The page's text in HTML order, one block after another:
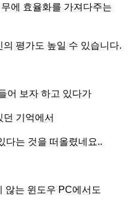
에 효율화를 가져다주는
평가도 높일 수 있습니다.
어 보자 하고 있다가
기억에서
다는 것을 떠올렸네요..
않는 윈도우 PC에서도